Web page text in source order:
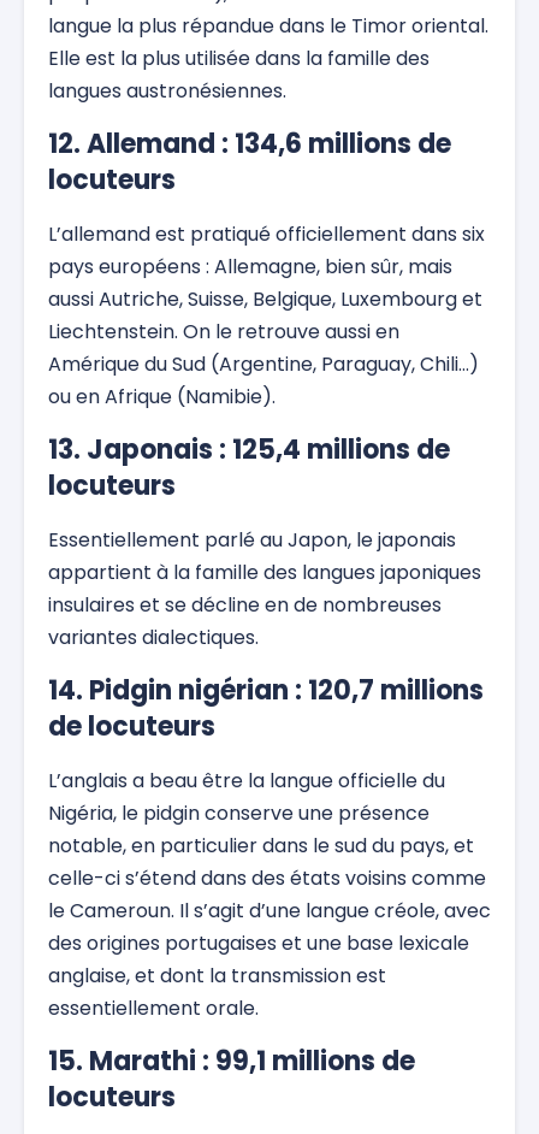
langue la plus répandue dans le Timor oriental.
Elle est la plus utilisée dans la famille des
langues austronésiennes.
12. Allemand : 134,6 millions de
locuteurs
L’allemand est pratiqué officiellement dans six
pays européens : Allemagne, bien sûr, mais
aussi Autriche, Suisse, Belgique, Luxembourg et
Liechtenstein. On le retrouve aussi en
Amérique du Sud (Argentine, Paraguay, Chili…)
ou en Afrique (Namibie).
13. Japonais : 125,4 millions de
locuteurs
Essentiellement parlé au Japon, le japonais
appartient à la famille des langues japoniques
insulaires et se décline en de nombreuses
variantes dialectiques.
14. Pidgin nigérian : 120,7 millions
de locuteurs
L’anglais a beau être la langue officielle du
Nigéria, le pidgin conserve une présence
notable, en particulier dans le sud du pays, et
celle-ci s’étend dans des états voisins comme
le Cameroun. Il s’agit d’une langue créole, avec
des origines portugaises et une base lexicale
anglaise, et dont la transmission est
essentiellement orale.
15. Marathi : 99,1 millions de
locuteurs